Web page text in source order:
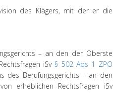
des Klägers, mit der er die
– an den der Oberste
iSv § 502 Abs 1 ZPO
des Berufungsgerichts – an den
erheblichen Rechtsfragen iSv